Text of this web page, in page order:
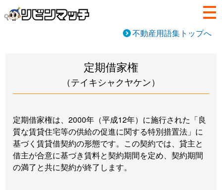
不動産用語集トップへ
定期借家権
（テイキシャクヤケン）
定期借家権は、2000年（平成12年）に施行された「良
質な賃貸住宅等の供給の促進に関する特別措置法」に
基づく賃貸借契約の形態です。この契約では、貸主と
借主が合意に基づき賃料と契約期間を定め、契約期間
の満了と共に契約が終了します。